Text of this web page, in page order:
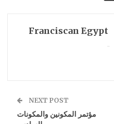
Franciscan Egypt
NEXT POST
مؤتمر المكونين والمكونات